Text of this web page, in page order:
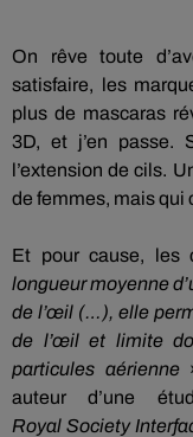
On rêve toute
satisfaire, les
plus de mascaras
3D, et j’en passe.
l’extension de cils.
de femmes, mais qui
Et pour cause, les
longueur moyenne
de l’œil (…), elle
de l’œil et limite
particules aérienne
auteur d’une
RoyalSociety